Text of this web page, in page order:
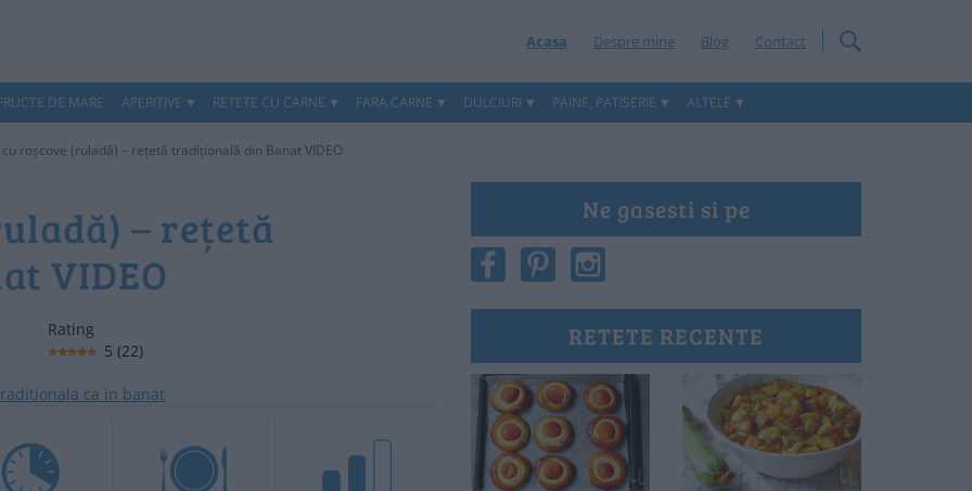
Acasa Despre mine Blog Contact
DE MARE APERITIVE RETETE CU CARNE FARA CARNE DULCIURI PAINE, PATISERIE ALTELE
roșcove (ruladă) – rețetă tradițională din Banat VIDEO
– rețetă
VIDEO
Rating
5 (22)
Ne gasesti si pe
RETETE RECENTE